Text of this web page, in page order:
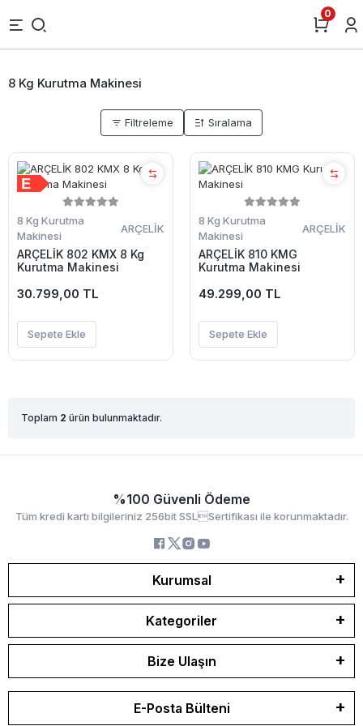
0
8 Kg Kurutma Makinesi
Filtreleme Sıralama
8 Kg Kurutma
Makinesi
ARÇELİK
ARÇELİK 802 KMX 8 Kg
Kurutma Makinesi
30.799,00 TL
Sepete Ekle
8 Kg Kurutma
Makinesi
ARÇELİK
ARÇELİK 810 KMG
Kurutma Makinesi
49.299,00 TL
Sepete Ekle
Toplam 2 ürün bulunmaktadır.
%100 Güvenli Ödeme
Tüm kredi kartı bilgileriniz 256bit SSLSertifikası ile korunmaktadır.
Kurumsal
Kategoriler
Bize Ulaşın
E-Posta Bülteni